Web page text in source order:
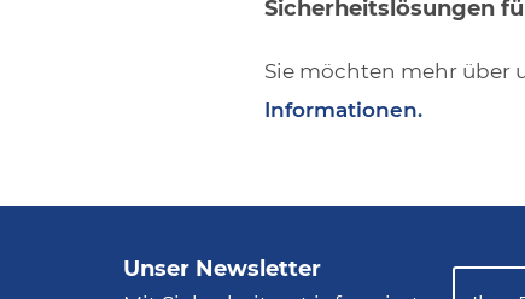
Sicherheitslösungen
Sie möchten mehr über
Informationen.
Unser Newsletter